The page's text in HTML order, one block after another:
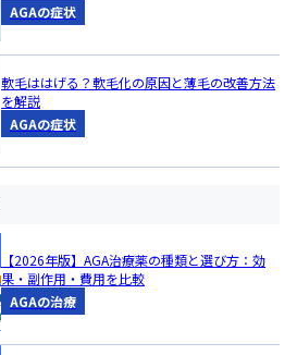
AGAの症状
軟毛ははげる？軟毛化の原因と薄毛の改善方法
を解説
AGAの症状
【2026年版】AGA治療薬の種類と選び方：効
果・副作用・費用を比較
AGAの治療